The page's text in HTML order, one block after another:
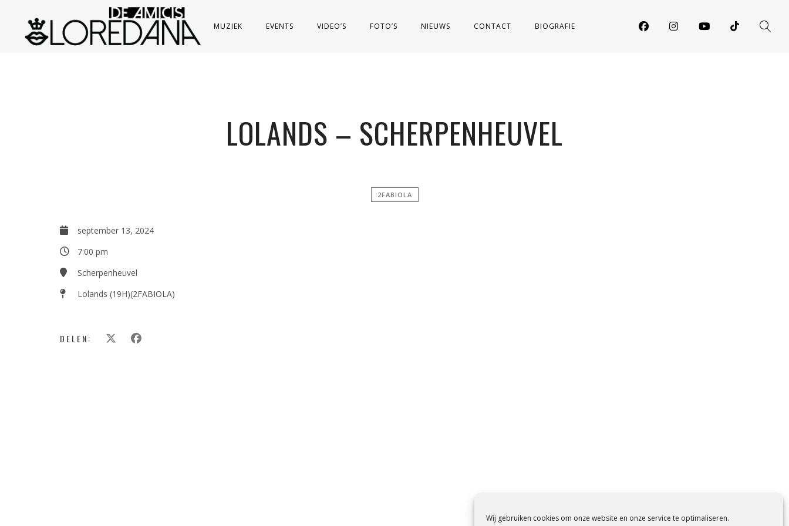
Wij gebruiken cookies om onze website en onze service te optimaliseren.
MUZIEK EVENTS VIDEO’S FOTO’S NIEUWS CONTACT BIOGRAFIE
LOLANDS – SCHERPENHEUVEL
2FABIOLA
september 13, 2024
7:00 pm
Scherpenheuvel
Lolands (19H)(2FABIOLA)
DELEN: